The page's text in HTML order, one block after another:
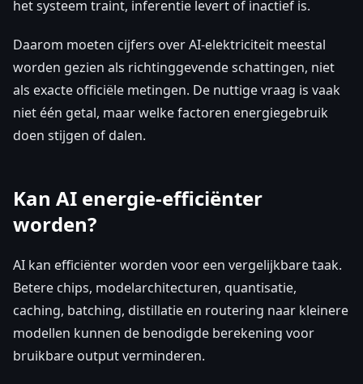
het systeem traint, inferentie levert of inactief is.
Daarom moeten cijfers over AI-elektriciteit meestal
worden gezien als richtinggevende schattingen, niet
als exacte officiële metingen. De nuttige vraag is vaak
niet één getal, maar welke factoren energiegebruik
doen stijgen of dalen.
Kan AI energie-efficiënter
worden?
AI kan efficiënter worden voor een vergelijkbare taak.
Betere chips, modelarchitecturen, quantisatie,
caching, batching, distillatie en routering naar kleinere
modellen kunnen de benodigde berekening voor
bruikbare output verminderen.